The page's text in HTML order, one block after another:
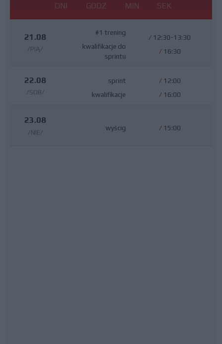
DNI GODZ MIN SEK
21.08
/PIĄ/
#1 trening
kwalifikacje do
sprintu
/ 12:30-13:30
/ 16:30
22.08
/SOB/
sprint
kwalifikacje
/ 12:00
/ 16:00
23.08
/NIE/
wyścig / 15:00